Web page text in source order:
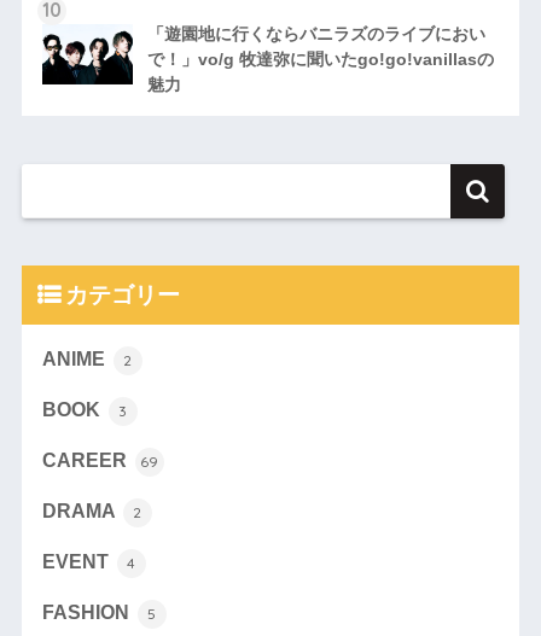
「遊園地に行くならバニラズのライブにおい
で！」vo/g 牧達弥に聞いたgo!go!vanillasの
魅力
カテゴリー
ANIME 2
BOOK 3
CAREER 69
DRAMA 2
EVENT 4
FASHION 5